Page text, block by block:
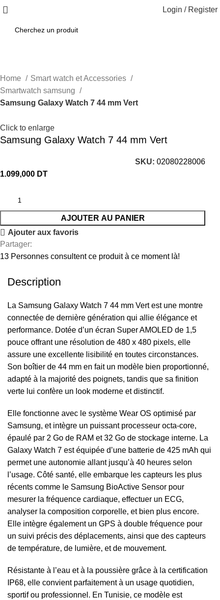
Login / Register
Home
Smart watch et Accessories
Smartwatch samsung
Samsung Galaxy Watch 7 44 mm Vert
Click to enlarge
Samsung Galaxy Watch 7 44 mm Vert
SKU:02080228006
1.099,000 DT
AJOUTER AU PANIER
Ajouter aux favoris
Partager:
13 Personnes consultent ce produit à ce moment là!
Description
La Samsung Galaxy Watch 7 44 mm Vert est une montre
connectée de dernière génération qui allie élégance et
performance. Dotée d’un écran Super AMOLED de 1,5
pouce offrant une résolution de 480 x 480 pixels, elle
assure une excellente lisibilité en toutes circonstances.
Son boîtier de 44 mm en fait un modèle bien proportionné,
adapté à la majorité des poignets, tandis que sa finition
verte lui confère un look moderne et distinctif.
Elle fonctionne avec le système Wear OS optimisé par
Samsung, et intègre un puissant processeur octa-core,
épaulé par 2 Go de RAM et 32 Go de stockage interne. La
Galaxy Watch 7 est équipée d’une batterie de 425 mAh qui
permet une autonomie allant jusqu’à 40 heures selon
l’usage. Côté santé, elle embarque les capteurs les plus
récents comme le Samsung BioActive Sensor pour
mesurer la fréquence cardiaque, effectuer un ECG,
analyser la composition corporelle, et bien plus encore.
Elle intègre également un GPS à double fréquence pour
un suivi précis des déplacements, ainsi que des capteurs
de température, de lumière, et de mouvement.
Résistante à l’eau et à la poussière grâce à la certification
IP68, elle convient parfaitement à un usage quotidien,
sportif ou professionnel. En Tunisie, ce modèle est